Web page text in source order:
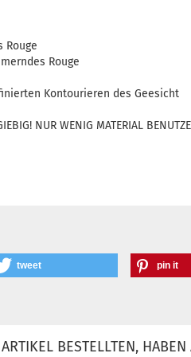
Rouge
Rouge
Kontourieren des Geesicht
NUR WENIG MATERIAL
tweet pin it
BESTELLTEN,